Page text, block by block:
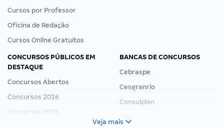
Cursos por Professor
Oficina de Redação
Cursos Online Gratuitos
CONCURSOS PÚBLICOS EM
DESTAQUE
Concursos Abertos
Concursos 2026
Concursos 2025
BANCAS DE CONCURSOS
Cebraspe
Cesgranrio
Consulplan
Veja mais